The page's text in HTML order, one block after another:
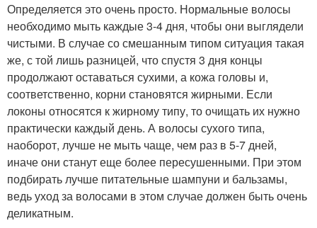
Определяется это очень просто. Нормальные волосы
необходимо мыть каждые 3-4 дня, чтобы они выглядели
чистыми. В случае со смешанным типом ситуация такая
же, с той лишь разницей, что спустя 3 дня концы
продолжают оставаться сухими, а кожа головы и,
соответственно, корни становятся жирными. Если
локоны относятся к жирному типу, то очищать их нужно
практически каждый день. А волосы сухого типа,
наоборот, лучше не мыть чаще, чем раз в 5-7 дней,
иначе они станут еще более пересушенными. При этом
подбирать лучше питательные шампуни и бальзамы,
ведь уход за волосами в этом случае должен быть очень
деликатным.